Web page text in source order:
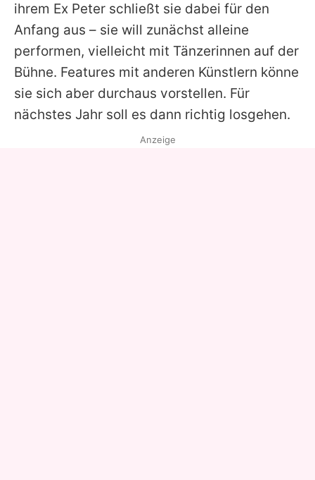
ihrem Ex Peter schließt sie dabei für den
Anfang aus – sie will zunächst alleine
performen, vielleicht mit Tänzerinnen auf der
Bühne. Features mit anderen Künstlern könne
sie sich aber durchaus vorstellen. Für
nächstes Jahr soll es dann richtig losgehen.
Anzeige